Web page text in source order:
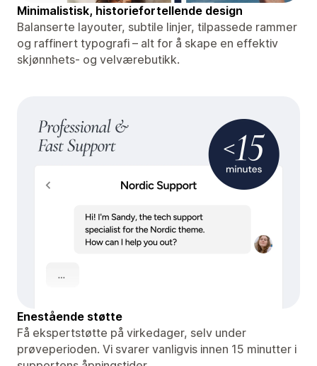
Minimalistisk, historiefortellende design
Balanserte layouter, subtile linjer, tilpassede rammer
og raffinert typografi – alt for å skape en effektiv
skjønnhets- og velværebutikk.
Enestående støtte
Få ekspertstøtte på virkedager, selv under
prøveperioden. Vi svarer vanligvis innen 15 minutter i